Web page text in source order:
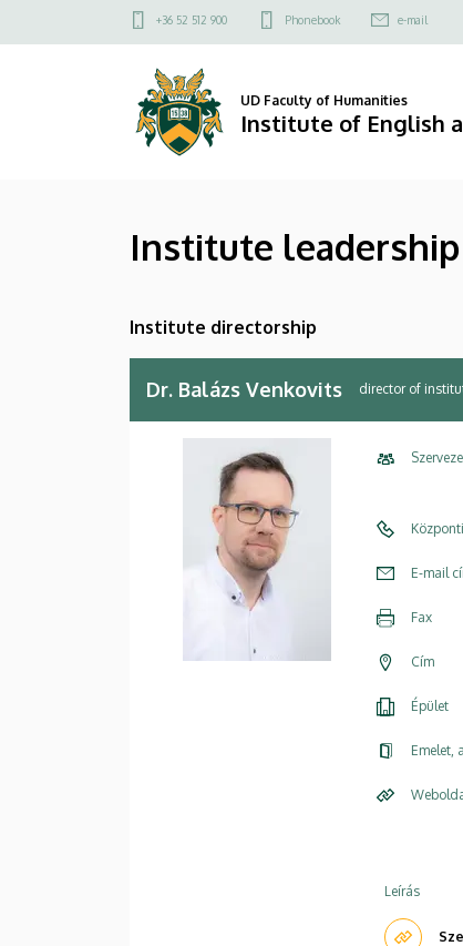
Institute
leadership
American
to
Felső
menü
+36 52 512 900 Phonebook e-mail
UD Faculty of Humanities
Institute of English
Institute leadership
Institute directorship
Dr. Balázs Venkovits director of
E-mail
Fax
Cím
Épület
Emelet,
Leírás